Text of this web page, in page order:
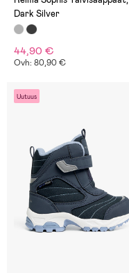
Dark Silver
44,90 €
Ovh: 80,90 €
Uutuus